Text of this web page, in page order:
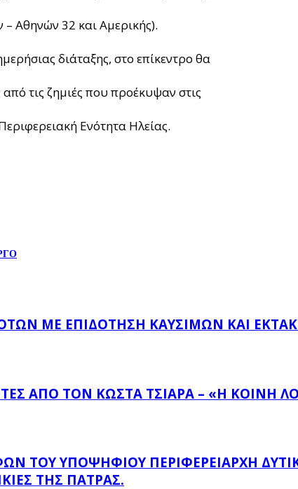
Αθηνών 32 και Αμερικής).
διάταξης, στο επίκεντρο θα
τις ζημιές που προέκυψαν στις
Ενότητα Ηλείας.
ΜΕ ΕΠΙΔΌΤΗΣΗ ΚΑΥΣΊΜΩΝ ΚΑΙ
ΑΠΌ ΤΟΝ ΚΏΣΤΑ ΤΣΙΆΡΑ – «Η ΚΟΙΝΉ
ΤΟΥ ΥΠΟΨΉΦΙΟΥ ΠΕΡΙΦΕΡΕΙΆΡΧΗ
ΤΗΣ ΠΆΤΡΑΣ.